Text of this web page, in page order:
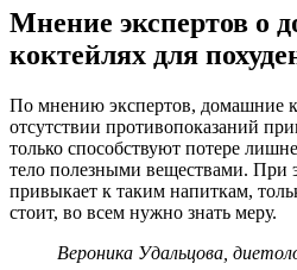
Мнение экспертов о
коктейлях для
По мнению экспертов, домашние
отсутствии противопоказаний
только способствуют потере
тело полезными веществами. При
привыкает к таким напиткам,
стоит, во всем нужно знать меру.
Вероника Удальцова,